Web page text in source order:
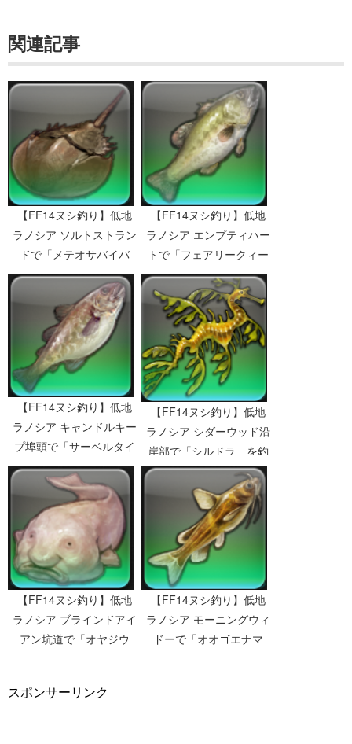
関連記事
【FF14ヌシ釣り】低地
ラノシア ソルトストラン
ドで「メテオサバイバ
ー」を釣る
【FF14ヌシ釣り】低地
ラノシア エンプティハー
トで「フェアリークィー
ン」を釣る
【FF14ヌシ釣り】低地
ラノシア キャンドルキー
プ埠頭で「サーベルタイ
ガーコッド」を釣る
【FF14ヌシ釣り】低地
ラノシア シダーウッド沿
岸部で「シルドラ」を釣
る
【FF14ヌシ釣り】低地
ラノシア ブラインドアイ
アン坑道で「オヤジウ
【FF14ヌシ釣り】低地
ラノシア モーニングウィ
ドーで「オオゴエナマ
スポンサーリンク